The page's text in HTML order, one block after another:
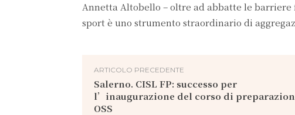
Annetta Altobello – oltre ad abbatte le
sport è uno strumento straordinario di
ARTICOLO PRECEDENTE
Salerno. CISL FP: successo per
l’inaugurazione del corso di
OSS